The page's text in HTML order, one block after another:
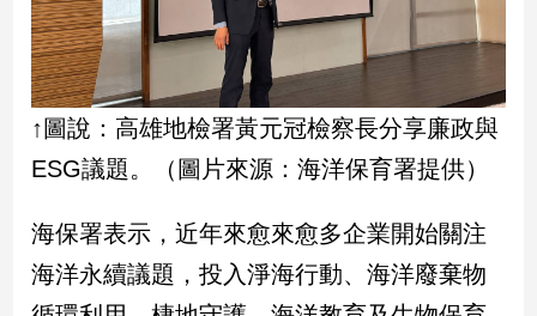
親
子/
感
情
藝
／
創
／
電
影
↑圖說：高雄地檢署黃元冠檢察長分享廉政與
ESG議題。（圖片來源：海洋保育署提供）
海保署表示，近年來愈來愈多企業開始關注
海洋永續議題，投入淨海行動、海洋廢棄物